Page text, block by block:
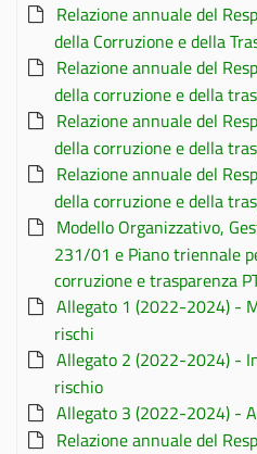
Relazione annuale del
della Corruzione e della
Relazione annuale del
della corruzione e della
Relazione annuale del
della corruzione e della
Relazione annuale del
della corruzione e della
Modello Organizzativo,
231/01 e Piano triennale
corruzione e trasparenza
Allegato 1 (2022-2024) -
rischi
Allegato 2 (2022-2024) -
rischio
Allegato 3 (2022-2024) -
Relazione annuale del